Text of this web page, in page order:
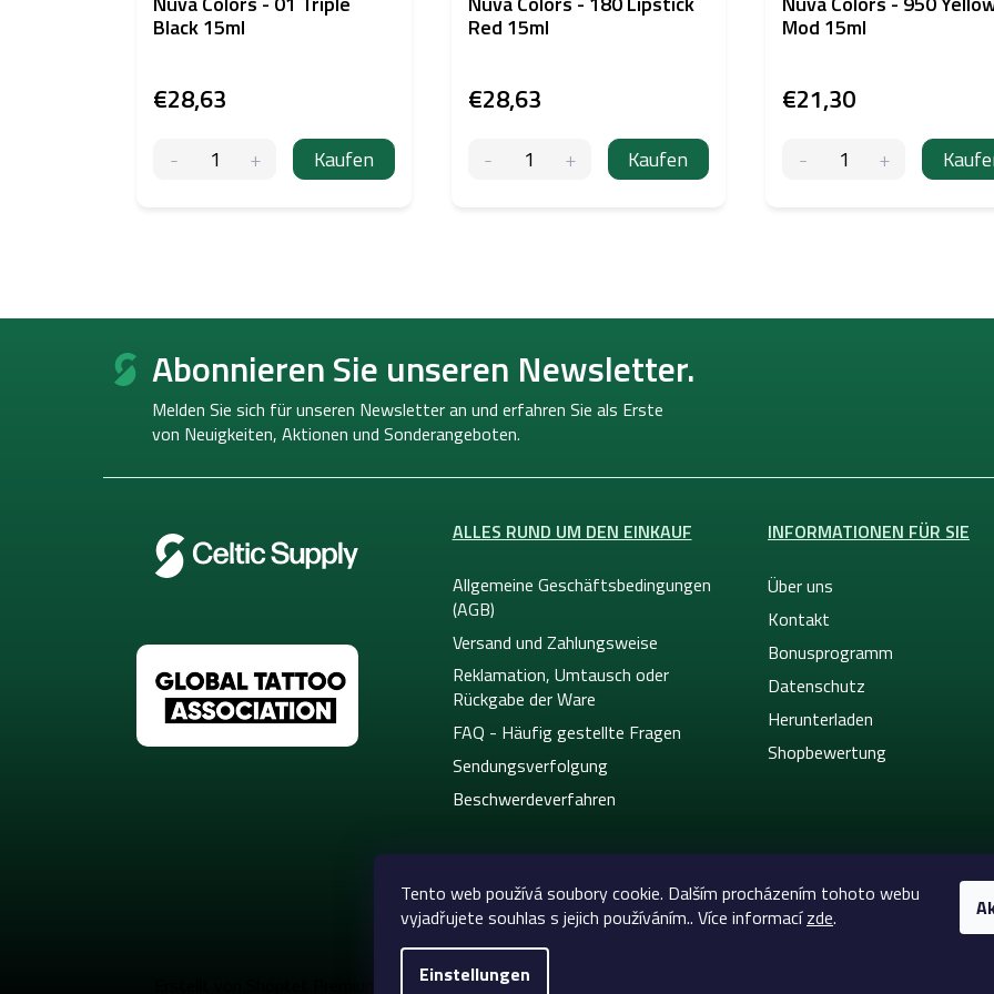
Tento web používá soubory cookie. Dalším procházením tohoto webu
vyjadřujete souhlas s jejich používáním.. Více informacízde.
Einstellungen
Black 15ml
€28,63
Kaufen
Red 15ml
€28,63
Kaufen
Mod 15ml
€21,30
F
Abonnieren Sie unseren Newsletter.
Melden Sie sich für unseren Newsletter an und erfahren Sie als Erste
von Neuigkeiten, Aktionen und Sonderangeboten.
ALLES RUND UM DEN EINKAUF
Allgemeine Geschäftsbedingungen
(AGB)
Versand und Zahlungsweise
Reklamation, Umtausch oder
Rückgabe der Ware
FAQ - Häufig gestellte Fragen
Sendungsverfolgung
Beschwerdeverfahren
INFORMATIONEN FÜR SIE
Über uns
Kontakt
Bonusprogramm
Datenschutz
Herunterladen
Shopbewertung
Copyright 2026Celtic-Supply.at | Alles für Tattoo und Permanent